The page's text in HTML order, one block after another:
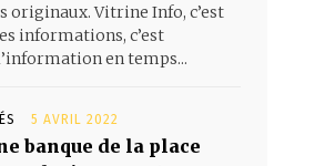
originaux. Vitrine Info, c’est
informations, c’est
en temps...
5 AVRIL 2022
banque de la place